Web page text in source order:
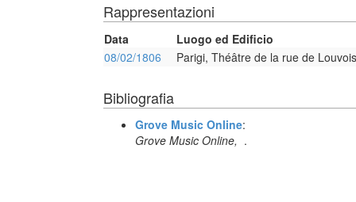
Rappresentazioni
Data
Luogo ed Edificio
08/02/1806
Parigi, Théâtre de la rue de Louvois
Bibliografia
Grove Music Online:
Grove Music Online, .